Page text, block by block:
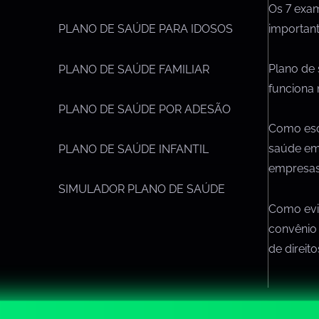
PLANO DE SAÚDE PARA IDOSOS
PLANO DE SAÚDE FAMILIAR
PLANO DE SAÚDE POR ADESÃO
PLANO DE SAÚDE INFANTIL
SIMULADOR PLANO DE SAÚDE
Os 7
Plano de
funciona
Como
saúde
Como
de